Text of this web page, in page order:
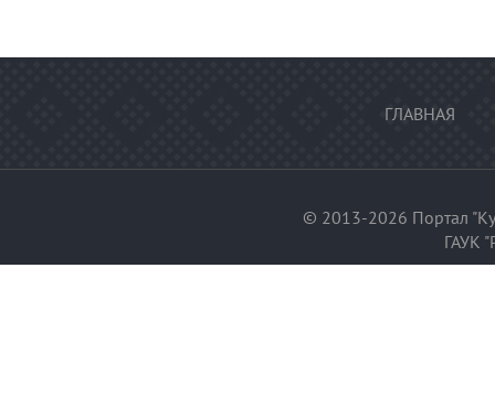
ГЛАВНАЯ
© 2013-2026 Портал
ГАУК